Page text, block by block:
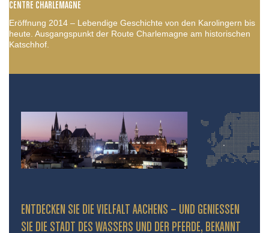
CENTRE CHARLEMAGNE
Eröffnung 2014 – Lebendige Geschichte von den Karolingern bis
heute. Ausgangspunkt der Route Charlemagne am historischen
Katschhof.
ENTDECKEN SIE DIE VIELFALT AACHENS – UND GENIESSEN S
IE DIE STADT DES WASSERS UND DER PFERDE, BEKANNT D